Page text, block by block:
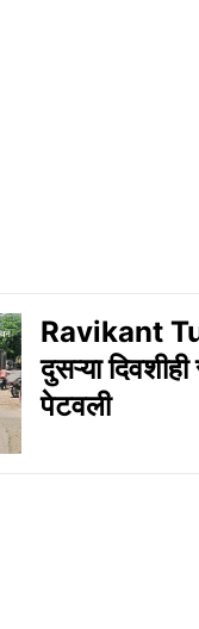
Ravikant
दुसऱ्या
पेटवली